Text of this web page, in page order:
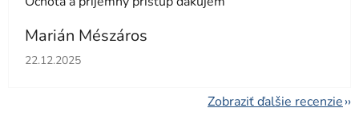
Marián Mészáros
Hodnotenie obchodu je 5 z 5 hviezdičiek.
22.12.2025
Zobraziť ďalšie recenzie